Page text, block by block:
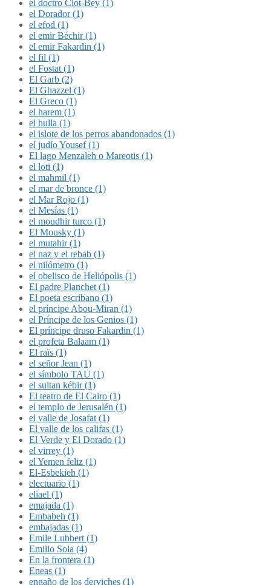
el doctro Clot-Bey (1)
el Dorador (1)
el efod (1)
el emir Béchir (1)
el emir Fakardin (1)
el fil (1)
el Fostat (1)
El Garb (2)
El Ghazzel (1)
El Greco (1)
el harem (1)
el hulla (1)
el islote de los perros abandonados (1)
el judío Yousef (1)
El lago Menzaleh o Mareotis (1)
el loti (1)
el mahmil (1)
el mar de bronce (1)
el Mar Rojo (1)
el Mesías (1)
el moudhir turco (1)
El Mousky (1)
el mutahir (1)
el naz y el rebab (1)
el nilómetro (1)
el obelisco de Heliópolis (1)
El padre Planchet (1)
El poeta escribano (1)
el príncipe Abou-Miran (1)
el Príncipe de los Genios (1)
El príncipe druso Fakardin (1)
el profeta Balaam (1)
El raïs (1)
el señor Jean (1)
el símbolo TAU (1)
el sultan kébir (1)
El teatro de El Cairo (1)
el templo de Jerusalén (1)
el valle de Josafat (1)
El valle de los califas (1)
El Verde y El Dorado (1)
el virrey (1)
el Yemen feliz (1)
El-Esbekieh (1)
electuario (1)
eliael (1)
emajada (1)
Embabeh (1)
embajadas (1)
Emile Lubbert (1)
Emilio Sola (4)
En la frontera (1)
Eneas (1)
engaño de los derviches (1)